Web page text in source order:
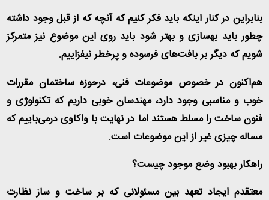
بنابراین در کنار اینکه باید فکر کنیم که آنچه که از قبل وجود داشته
چطور باید بهسازی و بهتر شود باید روی این موضوع نیز متمرکز
شویم که دیگر بر بافت‌های فرسوده و پرخطر نیفزاییم.
هم‌اکنون در خصوص موضوعات فنی، درحوزه ساختمان مقررات
خوب و مناسبی وجود دارد، مهندسان خوبی داریم که تکنولوژی و
فنون ساخت را مسلط هستند اما در نهایت با واکاوی درمی‌باییم که
مساله چیزی غیر از این موضوعات است.
راهکار بهبود وضع موجود چیست؟
معتقدم ایجاد تعهد بین مسئولانی که بر ساخت و ساز نظارت